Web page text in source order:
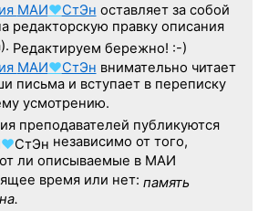
МАИ♥СтЭн оставляет за собой
редакторскую правку описания
Редактируем бережно! :-)
МАИ♥СтЭн внимательно читает
письма и вступает в переписку
усмотрению.
преподавателей публикуются
♥СтЭн независимо от того,
ли описываемые в МАИ
время или нет: память